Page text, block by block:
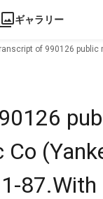
ギャラリー
of 990126 public